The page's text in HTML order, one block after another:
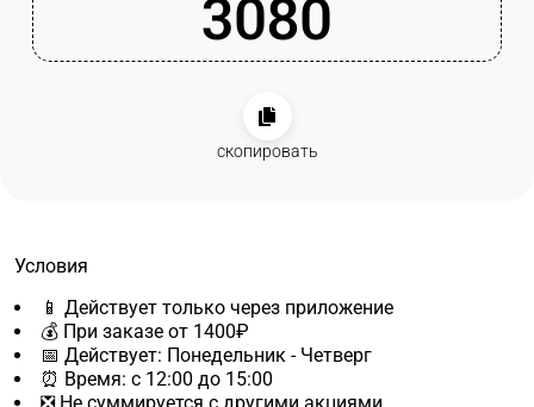
3080
скопировать
Условия
📱 Действует только через приложение
💰 При заказе от 1400₽
📅 Действует: Понедельник - Четверг
⏰ Время: с 12:00 до 15:00